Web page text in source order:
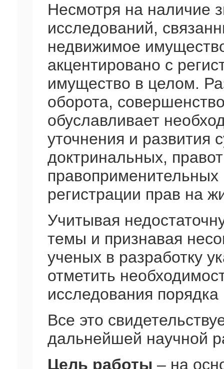
Несмотря на наличие
исследований,
недвижимое
акцентировано с
имущество в целом.
оборота,
обуславливает
уточнения и развития
доктринальных,
регистрации прав на
Учитывая
темы и признавая
ученых в разработку
отметить
исследования
Все это
дальнейшей научной
Цель работы – на